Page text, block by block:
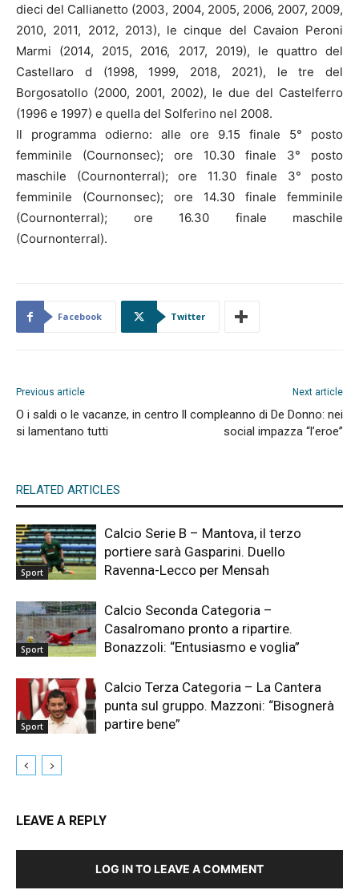
dieci del Callianetto (2003, 2004, 2005, 2006, 2007, 2009,
2010, 2011, 2012, 2013), le cinque del Cavaion Peroni
Marmi (2014, 2015, 2016, 2017, 2019), le quattro del
Castellaro d (1998, 1999, 2018, 2021), le tre del
Borgosatollo (2000, 2001, 2002), le due del Castelferro
(1996 e 1997) e quella del Solferino nel 2008.
Il programma odierno: alle ore 9.15 finale 5° posto
femminile (Cournonsec); ore 10.30 finale 3° posto
maschile (Cournonterral); ore 11.30 finale 3° posto
femminile (Cournonsec); ore 14.30 finale femminile
(Cournonterral); ore 16.30 finale maschile
(Cournonterral).
Facebook Twitter
Previous article
O i saldi o le vacanze, in centro
si lamentano tutti
Next article
Il compleanno di De Donno: nei
social impazza “l’eroe”
RELATED ARTICLES
Sport
Calcio Serie B – Mantova, il terzo
portiere sarà Gasparini. Duello
Ravenna-Lecco per Mensah
Sport
Calcio Seconda Categoria –
Casalromano pronto a ripartire.
Bonazzoli: “Entusiasmo e voglia”
Sport
Calcio Terza Categoria – La Cantera
punta sul gruppo. Mazzoni: “Bisognerà
partire bene”
LEAVE A REPLY
LOG IN TO LEAVE A COMMENT